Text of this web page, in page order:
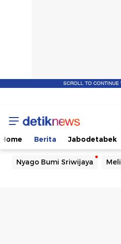
SCROLL TO CONTINUE
Home Berita Jabodetabek
Nyago Bumi Sriwijaya